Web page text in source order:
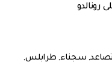
رونالدو
تصاعد, سجناء, طرابلس,